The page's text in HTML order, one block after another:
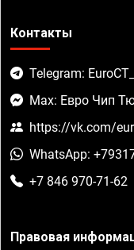
Контакты
Telegram:
Max: Евро Чип
https://vk.com/
WhatsApp:
+7 846 970-71-62
Правовая